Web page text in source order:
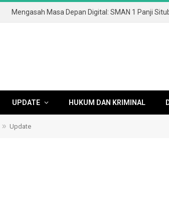
UPDATE HUKUM DAN KRIMINAL
» Update